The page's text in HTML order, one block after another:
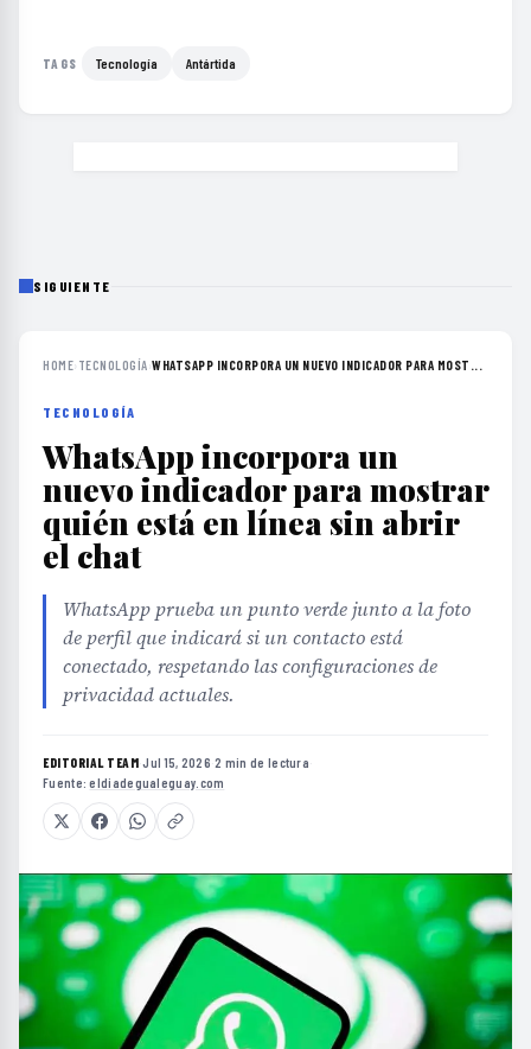
TAGS Tecnología Antártida
SIGUIENTE
HOME› TECNOLOGÍA›WHATSAPP INCORPORA UN NUEVO INDICADOR PARA MOST...
TECNOLOGÍA
WhatsApp incorpora un
nuevo indicador para mostrar
quién está en línea sin abrir
el chat
WhatsApp prueba un punto verde junto a la foto
de perfil que indicará si un contacto está
conectado, respetando las configuraciones de
privacidad actuales.
EDITORIAL TEAM·Jul 15, 2026·2 min de lectura·
Fuente:eldiadegualeguay.com